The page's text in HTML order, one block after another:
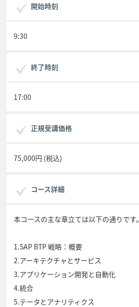
開始時刻
9:30
終了時刻
17:00
正規受講価格
75,000円 (税込)
コース詳細
本コースの主な章立ては以下の通りです。
1.SAP BTP 戦略：概要
2.アーキテクチャとサービス
3.アプリケーション開発と自動化
4.統合
5.テータとアナリティクス